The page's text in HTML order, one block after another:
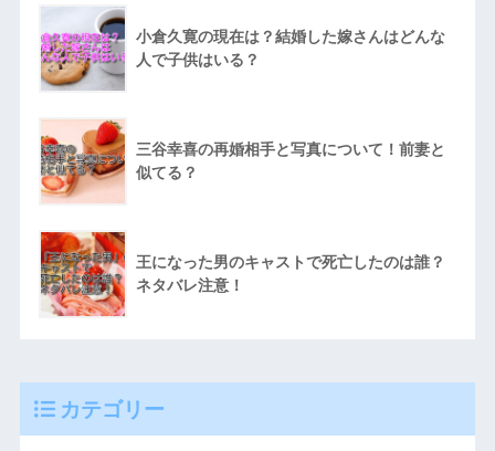
小倉久寛の現在は？結婚した嫁さんはどんな
人で子供はいる？
三谷幸喜の再婚相手と写真について！前妻と
似てる？
王になった男のキャストで死亡したのは誰？
ネタバレ注意！
カテゴリー